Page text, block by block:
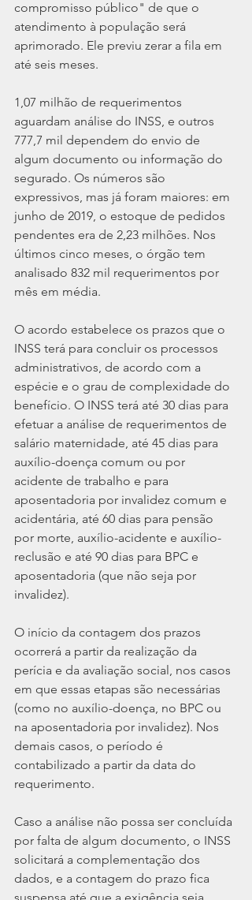
compromisso público" de que o
atendimento à população será
aprimorado. Ele previu zerar a fila em
até seis meses.
1,07 milhão de requerimentos
aguardam análise do INSS, e outros
777,7 mil dependem do envio de
algum documento ou informação do
segurado. Os números são
expressivos, mas já foram maiores: em
junho de 2019, o estoque de pedidos
pendentes era de 2,23 milhões. Nos
últimos cinco meses, o órgão tem
analisado 832 mil requerimentos por
mês em média.
O acordo estabelece os prazos que o
INSS terá para concluir os processos
administrativos, de acordo com a
espécie e o grau de complexidade do
benefício. O INSS terá até 30 dias para
efetuar a análise de requerimentos de
salário maternidade, até 45 dias para
auxílio-doença comum ou por
acidente de trabalho e para
aposentadoria por invalidez comum e
acidentária, até 60 dias para pensão
por morte, auxílio-acidente e auxílio-
reclusão e até 90 dias para BPC e
aposentadoria (que não seja por
invalidez).
O início da contagem dos prazos
ocorrerá a partir da realização da
perícia e da avaliação social, nos casos
em que essas etapas são necessárias
(como no auxílio-doença, no BPC ou
na aposentadoria por invalidez). Nos
demais casos, o período é
contabilizado a partir da data do
requerimento.
Caso a análise não possa ser concluída
por falta de algum documento, o INSS
solicitará a complementação dos
dados, e a contagem do prazo fica